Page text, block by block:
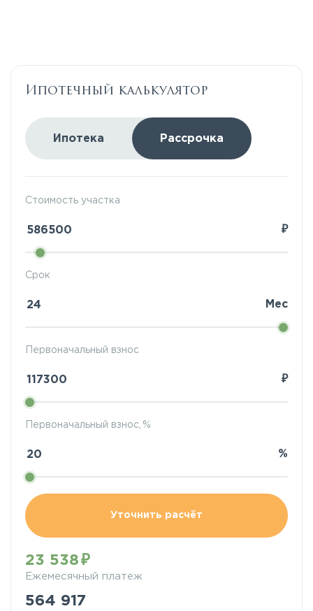
Ипотечный калькулятор
Ипотека Рассрочка
Стоимость участка
₽
Первоначальный взнос
₽
Срок
Мес
Первоначальный взнос, %
%
Уточнить расчёт
23 538
Ежемесячный платеж
564 917